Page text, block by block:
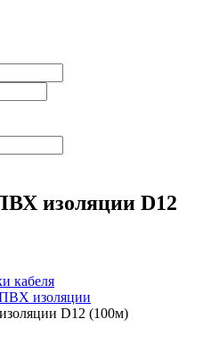
изоляции D12
кабеля
изоляции
D12 (100м)